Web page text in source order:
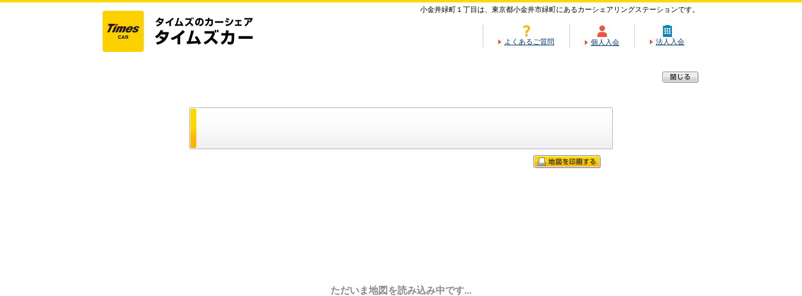
小金井緑町１丁目は、東京都小金井市緑町にあるカーシェアリングステーションです。
よくあるご質問 個人入会 法人入会
ただいま地図を読み込み中です...